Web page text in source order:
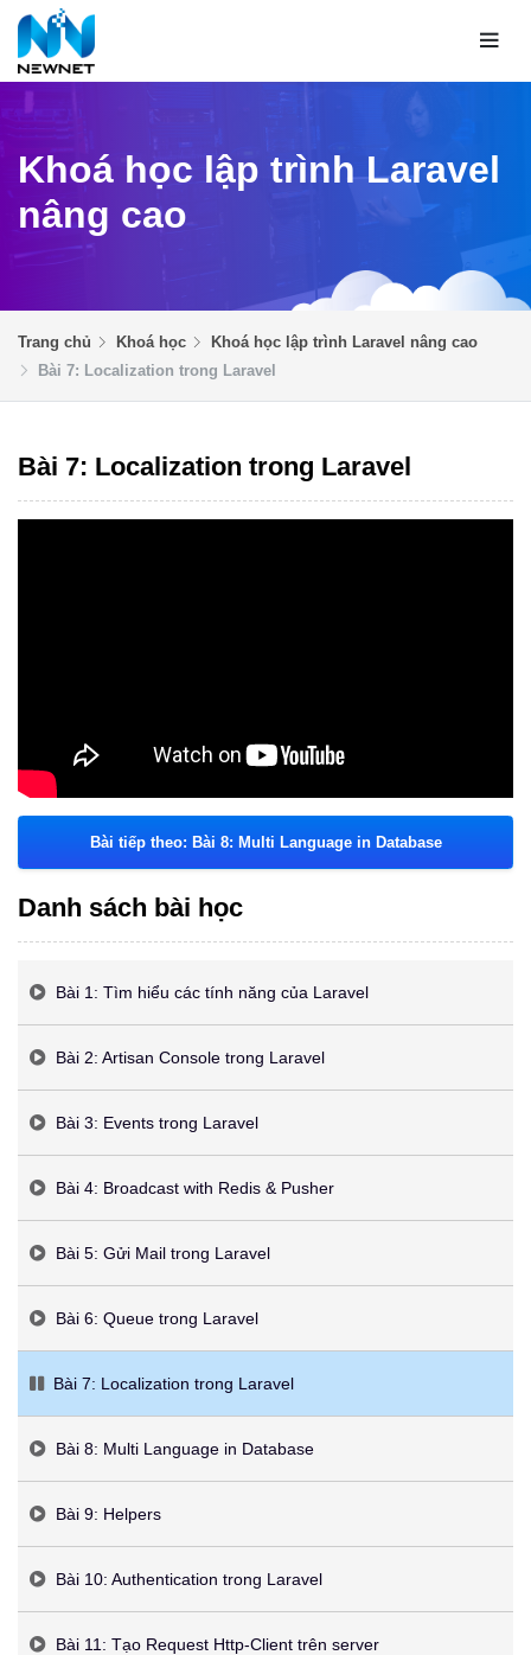
Khoá học lập trình Laravel
nâng cao
Trang chủ Khoá học
Khoá học lập trình Laravel nâng cao
Bài 7: Localization trong Laravel
Bài 7: Localization trong Laravel
Bài tiếp theo: Bài 8: Multi Language in Database
Danh sách bài học
Bài 1: Tìm hiểu các tính năng của Laravel
Bài 2: Artisan Console trong Laravel
Bài 3: Events trong Laravel
Bài 4: Broadcast with Redis & Pusher
Bài 5: Gửi Mail trong Laravel
Bài 6: Queue trong Laravel
Bài 7: Localization trong Laravel
Bài 8: Multi Language in Database
Bài 9: Helpers
Bài 10: Authentication trong Laravel
Bài 11: Tạo Request Http-Client trên server